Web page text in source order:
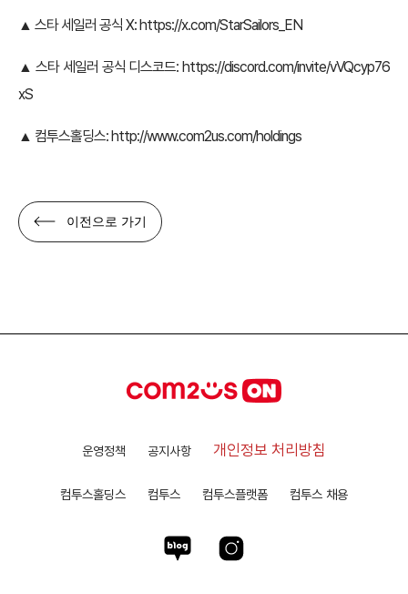
▲ 스타 세일러 공식 X: https://x.com/StarSailors_EN
▲ 스타 세일러 공식 디스코드: https://discord.com/invite/vVQcyp76
xS
▲ 컴투스홀딩스: http://www.com2us.com/holdings
이전으로 가기
운영정책 공지사항 개인정보 처리방침
컴투스홀딩스 컴투스 컴투스플랫폼 컴투스 채용